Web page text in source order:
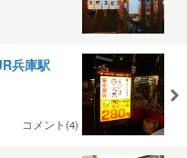
兵庫駅
コメント(4)